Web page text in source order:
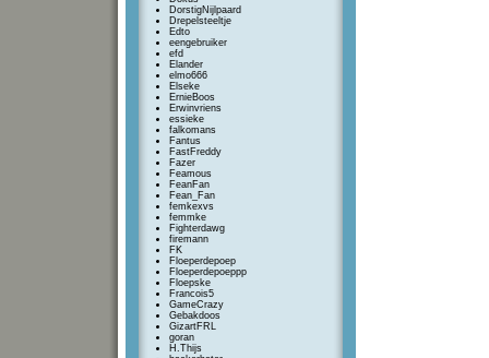
DorstigNijlpaard
Drepelsteeltje
Edto
eengebruiker
efd
Elander
elmo666
Elseke
ErnieBoos
Erwinvriens
essieke
falkomans
Fantus
FastFreddy
Fazer
Feamous
FeanFan
Fean_Fan
femkexvs
femmke
Fighterdawg
firemann
FK
Floeperdepoep
Floeperdepoeppp
Floepske
Francois5
GameCrazy
Gebakdoos
GizartFRL
goran
H.Thijs